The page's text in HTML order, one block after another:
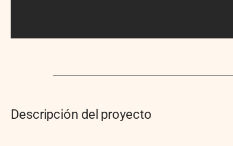
Descripción del proyecto